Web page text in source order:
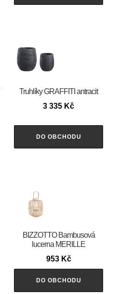
Truhlíky GRAFFITI antracit
3 335 Kč
DO OBCHODU
BIZZOTTO Bambusová
lucerna MERILLE
953 Kč
DO OBCHODU